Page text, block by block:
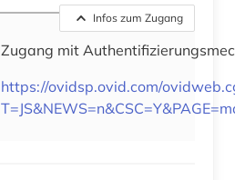
Infos zum Zugang
Zugang mit
https://ovidsp.ovid.com/